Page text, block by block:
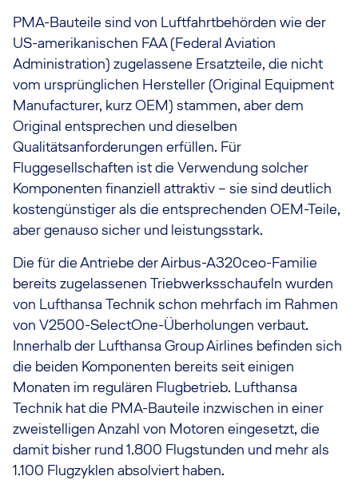
PMA-Bauteile sind von Luftfahrtbehörden wie der
US-amerikanischen FAA (Federal Aviation
Administration) zugelassene Ersatzteile, die nicht
vom ursprünglichen Hersteller (Original Equipment
Manufacturer, kurz OEM) stammen, aber dem
Original entsprechen und dieselben
Qualitätsanforderungen erfüllen. Für
Fluggesellschaften ist die Verwendung solcher
Komponenten finanziell attraktiv – sie sind deutlich
kostengünstiger als die entsprechenden OEM-Teile,
aber genauso sicher und leistungsstark.
Die für die Antriebe der Airbus-A320ceo-Familie
bereits zugelassenen Triebwerksschaufeln wurden
von Lufthansa Technik schon mehrfach im Rahmen
von V2500-SelectOne-Überholungen verbaut.
Innerhalb der Lufthansa Group Airlines befinden sich
die beiden Komponenten bereits seit einigen
Monaten im regulären Flugbetrieb. Lufthansa
Technik hat die PMA-Bauteile inzwischen in einer
zweistelligen Anzahl von Motoren eingesetzt, die
damit bisher rund 1.800 Flugstunden und mehr als
1.100 Flugzyklen absolviert haben.